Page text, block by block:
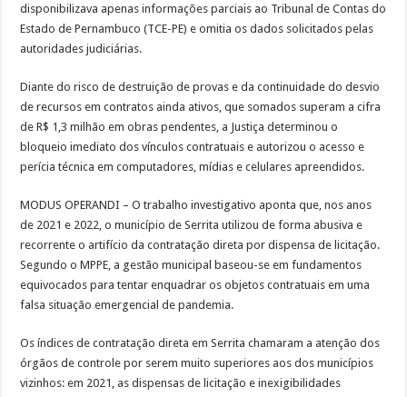
disponibilizava apenas informações parciais ao Tribunal de Contas do
Estado de Pernambuco (TCE-PE) e omitia os dados solicitados pelas
autoridades judiciárias.
Diante do risco de destruição de provas e da continuidade do desvio
de recursos em contratos ainda ativos, que somados superam a cifra
de R$ 1,3 milhão em obras pendentes, a Justiça determinou o
bloqueio imediato dos vínculos contratuais e autorizou o acesso e
perícia técnica em computadores, mídias e celulares apreendidos.
MODUS OPERANDI – O trabalho investigativo aponta que, nos anos
de 2021 e 2022, o município de Serrita utilizou de forma abusiva e
recorrente o artifício da contratação direta por dispensa de licitação.
Segundo o MPPE, a gestão municipal baseou-se em fundamentos
equivocados para tentar enquadrar os objetos contratuais em uma
falsa situação emergencial de pandemia.
Os índices de contratação direta em Serrita chamaram a atenção dos
órgãos de controle por serem muito superiores aos dos municípios
vizinhos: em 2021, as dispensas de licitação e inexigibilidades